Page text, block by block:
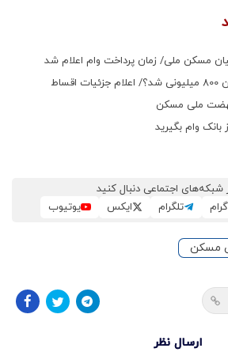
مسکن ملی/ زمان پرداخت وام اعلام شد
نهضت ملی مسکن
بانک وام بگیرید
شبکه‌های اجتماعی دنبال کنید
تلگرام ایکس یوتیوب
مسکن
ارسال نظر